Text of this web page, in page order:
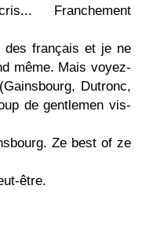
Franchement
français et je ne
même. Mais voyez-
Dutronc,
de gentlemen vis-
Ze best of ze
être.